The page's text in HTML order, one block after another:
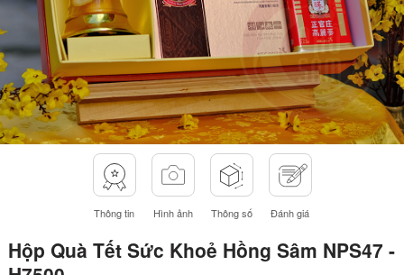
Thông tin Hình ảnh Thông số Đánh giá
Hộp Quà Tết Sức Khoẻ Hồng Sâm NPS47 -